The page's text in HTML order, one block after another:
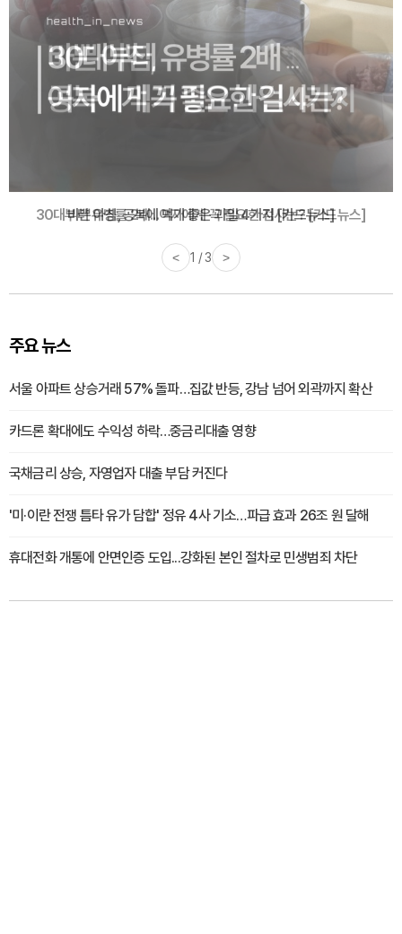
30대부터 유병률 2배...여자에게 꼭 필요한 검사는? [카드뉴스]
< 2 / 3 >
주요 뉴스
서울 아파트 상승거래 57% 돌파…집값 반등, 강남 넘어 외곽까지 확산
카드론 확대에도 수익성 하락…중금리대출 영향
국채금리 상승, 자영업자 대출 부담 커진다
'미·이란 전쟁 틈타 유가 담합' 정유 4사 기소…파급 효과 26조 원 달해
휴대전화 개통에 안면인증 도입...강화된 본인 절차로 민생범죄 차단